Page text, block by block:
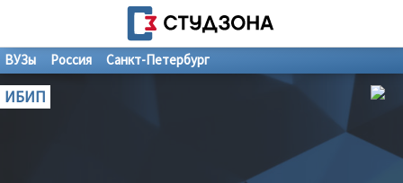
ВУЗы Россия Санкт-Петербург
ИБИП